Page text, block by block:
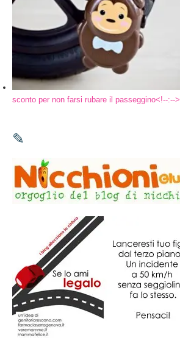
sconto per non farsi rubare il passeggino<!--:-->
✎